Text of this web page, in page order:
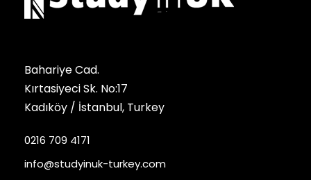
Bahariye Cad.
Kırtasiyeci Sk. No:17
Kadıköy / İstanbul, Turkey
0216 709 4171
info@studyinuk-turkey.com